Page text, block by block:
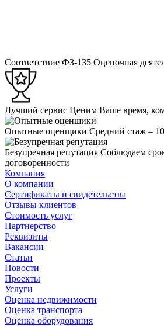
Соответствие ФЗ-135 Оценочная
Лучший сервис Ценим Ваше время,
Опытные оценщики Средний стаж –
Безупречная репутация Соблюдаем
договоренности
Компания
О компании
Сертификаты и свидетельства
Отзывы клиентов
Стоимость услуг
Партнерство
Реквизиты
Вакансии
Статьи
Новости
Проекты
Услуги
Оценка недвижимости
Оценка транспорта
Оценка оборудования